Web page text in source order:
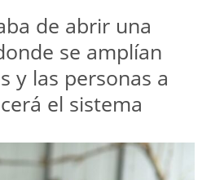
de abrir una
se amplían
y las personas a
el sistema